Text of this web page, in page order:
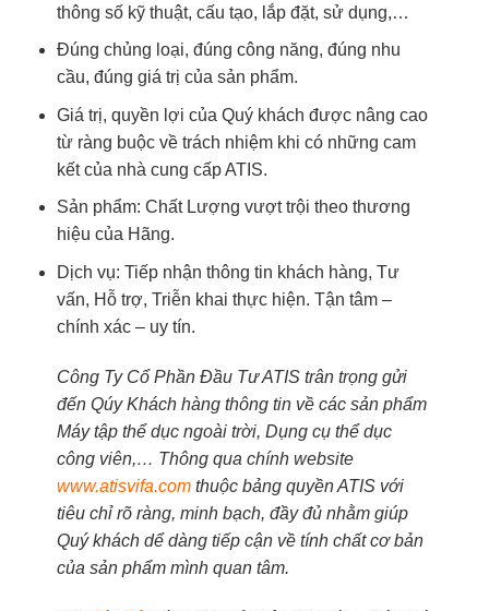
thông số kỹ thuật, cấu tạo, lắp đặt, sử dụng,…
Đúng chủng loại, đúng công năng, đúng nhu
cầu, đúng giá trị của sản phẩm.
Giá trị, quyền lợi của Quý khách được nâng cao
từ ràng buộc về trách nhiệm khi có những cam
kết của nhà cung cấp ATIS.
Sản phẩm: Chất Lượng vượt trội theo thương
hiệu của Hãng.
Dịch vụ: Tiếp nhận thông tin khách hàng, Tư
vấn, Hỗ trợ, Triễn khai thực hiện. Tận tâm –
chính xác – uy tín.
Công Ty Cổ Phần Đầu Tư ATIS trân trọng gửi
đến Qúy Khách hàng thông tin về các sản phẩm
Máy tập thể dục ngoài trời, Dụng cụ thể dục
công viên,… Thông qua chính website
www.atisvifa.comthuộc bảng quyền ATIS với
tiêu chỉ rõ ràng, minh bạch, đầy đủ nhằm giúp
Quý khách dể dàng tiếp cận về tính chất cơ bản
của sản phẩm mình quan tâm.